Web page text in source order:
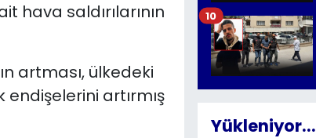
hava saldırılarının
artması, ülkedeki
artırmış
10
Yükleniyor...